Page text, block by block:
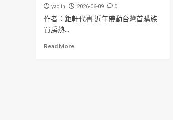
yaojin 2026-06-09 0
作者：鉅軒代書 近年帶動台灣首購族
買房熱...
Read More